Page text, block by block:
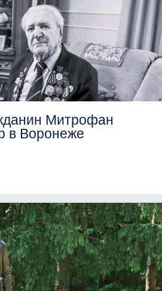
Митрофан
в Воронеже